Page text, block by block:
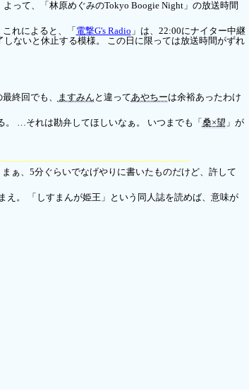
って、「林原めぐみのTokyo Boogie Night」の放送時間
れによると、「 電撃G's Radio 」は、22:00にナイター中継
しないと休止する模様。 この日に限っては放送時間がずれ
終回でも、 ますみん と違ってあやちーは余裕あったわけ
。 …それは勘弁してほしいなぁ。 いつまでも「 桑×望 」が
ぁ、5分ぐらいでなげやりに書いたものだけど、許して
え。 「しすまんが姫王」という同人誌を読めば、意味が